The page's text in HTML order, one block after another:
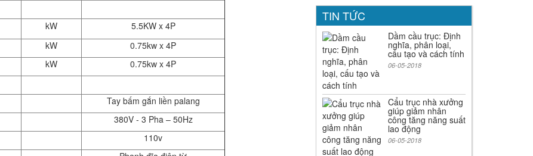
kW
5.5KW x 4P
kW
0.75kw x 4P
kW
0.75kw x 4P
Tay bấm gắn liền palang
380V - 3 Pha – 50Hz
110v
TIN TỨC
Dầm cầu trục: Định
nghĩa, phân loại,
cấu tạo và cách tính
06-05-2018
Cẩu trục nhà xưởng
giúp giảm nhân
công tăng năng suất
lao động
06-05-2018